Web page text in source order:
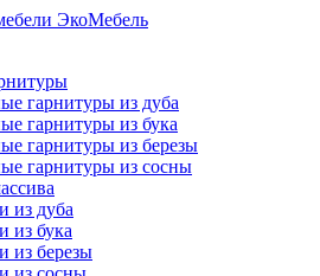
гарнитуры из дуба
гарнитуры из бука
гарнитуры из березы
гарнитуры из сосны
из дуба
из бука
из березы